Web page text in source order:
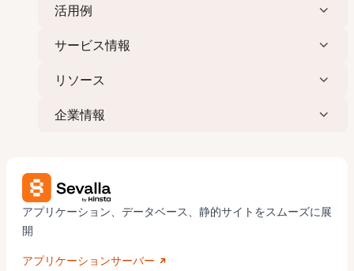
活用例
サービス情報
リソース
企業情報
アプリケーション、データベース、静的サイトをスムーズに展
開
アプリケーションサーバー